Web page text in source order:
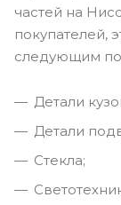
частей на
покупателей,
следующим
Детали
Детали
Стекла;